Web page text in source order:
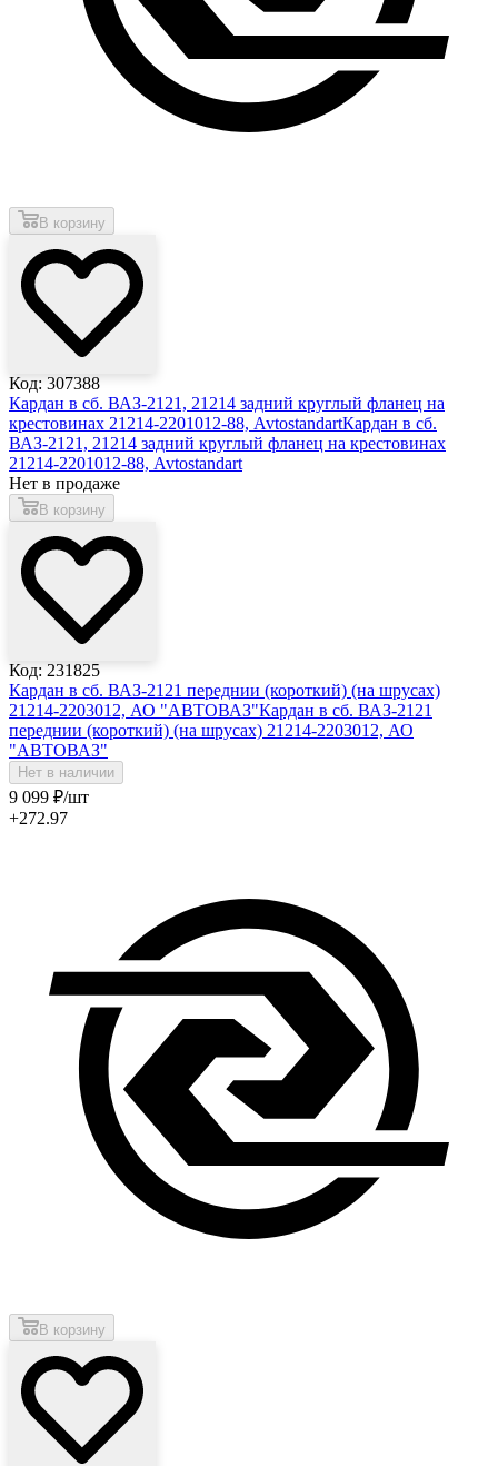
В корзину
Код: 307388
Кардан в сб. ВАЗ-2121, 21214 задний круглый фланец на
крестовинах 21214-2201012-88, AvtostandartКардан в сб.
ВАЗ-2121, 21214 задний круглый фланец на крестовинах
21214-2201012-88, Avtostandart
Нет в продаже
В корзину
Код: 231825
Кардан в сб. ВАЗ-2121 переднии (короткий) (на шрусах)
21214-2203012, АО "АВТОВАЗ"Кардан в сб. ВАЗ-2121
переднии (короткий) (на шрусах) 21214-2203012, АО
"АВТОВАЗ"
Нет в наличии
9 099 ₽/шт
+272.97
В корзину